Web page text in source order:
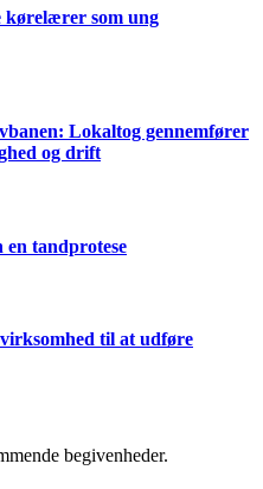
kørelærer som ung
Lokaltog gennemfører
og drift
tandprotese
til at udføre
begivenheder.